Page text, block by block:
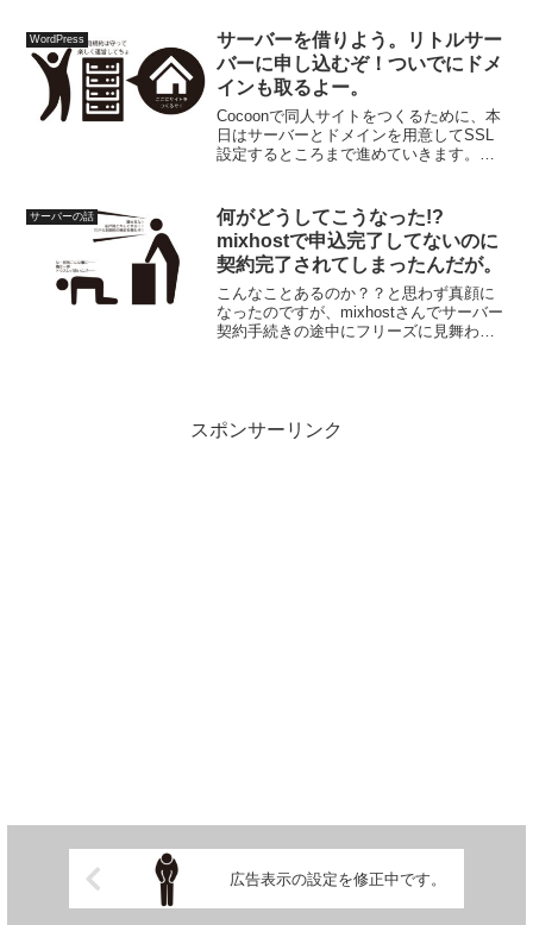
WordPress
サーバーを借りよう。リトルサー
バーに申し込むぞ！ついでにドメ
インも取るよー。
Cocoonで同人サイトをつくるために、本
日はサーバーとドメインを用意してSSL
設定するところまで進めていきます。お
を進めていきますよ〜
サーバーの話
何がどうしてこうなった!?
mixhostで申込完了してないのに
契約完了されてしまったんだが。
こんなことあるのか？？と思わず真顔に
なったのですが、mixhostさんでサーバー
契約手続きの途中にフリーズに見舞われ
スポンサーリンク
広告表示の設定を修正中です。